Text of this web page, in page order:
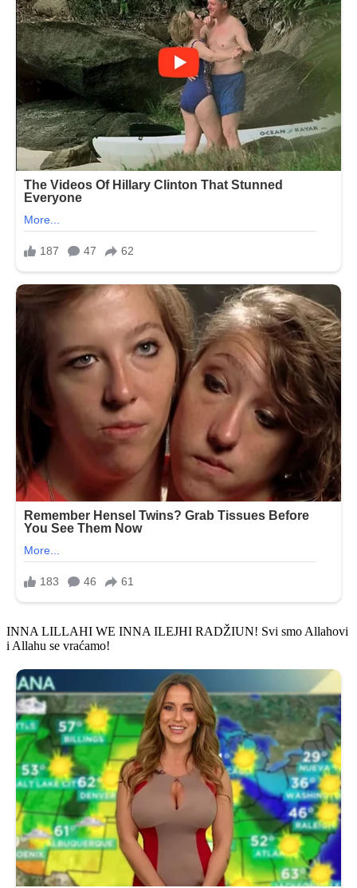
INNA LILLAHI WE INNA ILEJHI RADŽIUN! Svi smo Allahovi
i Allahu se vraćamo!